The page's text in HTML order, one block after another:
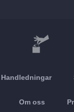
Handledningar
Om oss